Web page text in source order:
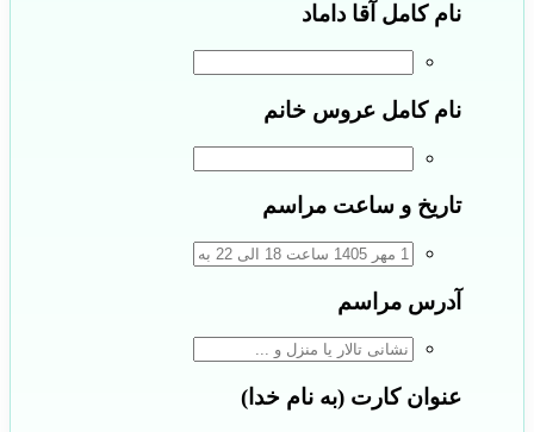
نام کامل آقا داماد
نام کامل عروس خانم
تاریخ و ساعت مراسم
آدرس مراسم
عنوان کارت (به نام خدا)